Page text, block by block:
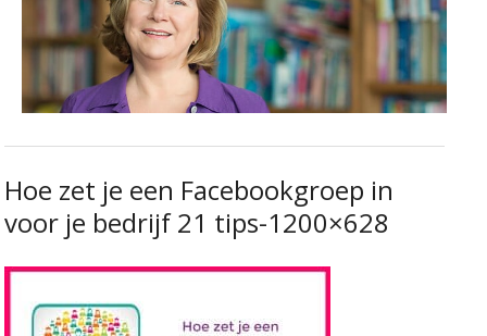
Hoe zet je een Facebookgroep in
voor je bedrijf 21 tips-1200×628